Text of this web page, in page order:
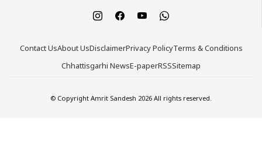
Contact UsAbout UsDisclaimerPrivacy PolicyTerms & Conditions
Chhattisgarhi NewsE-paperRSSSitemap
© Copyright Amrit Sandesh 2026 All rights reserved.